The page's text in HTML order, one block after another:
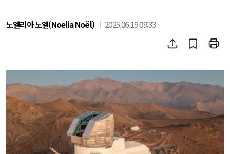
노엘리아 노엘(Noelia Noël) 2025.06.19 09:33